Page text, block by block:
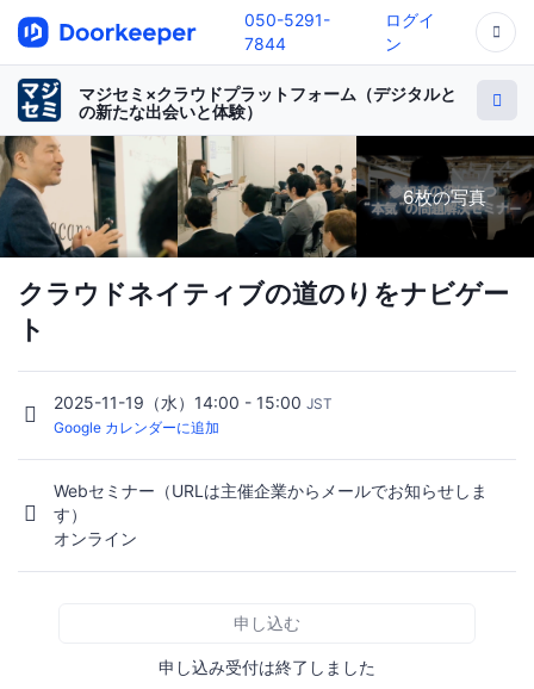
050-5291-
7844
ログイ
ン
マジセミ×クラウドプラットフォーム（デジタルと
の新たな出会いと体験）
6枚の写真
クラウドネイティブの道のりをナビゲー
ト
2025-11-19（水）14:00 - 15:00 JST
Google カレンダーに追加
Webセミナー（URLは主催企業からメールでお知らせしま
す）
オンライン
申し込む
申し込み受付は終了しました